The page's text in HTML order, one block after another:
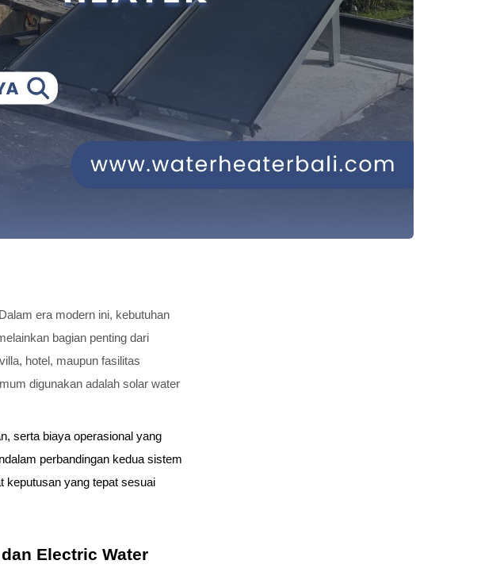
Dalam era modern ini, kebutuhan
bagian penting dari
hotel, maupun fasilitas
digunakan adalah solar water
serta biaya operasional yang
perbandingan kedua sistem
keputusan yang tepat sesuai
Electric Water